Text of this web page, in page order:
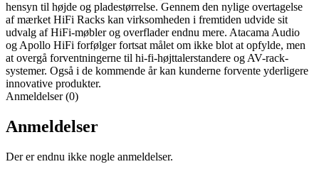
hensyn til højde og pladestørrelse. Gennem den nylige overtagelse
af mærket HiFi Racks kan virksomheden i fremtiden udvide sit
udvalg af HiFi-møbler og overflader endnu mere. Atacama Audio
og Apollo HiFi forfølger fortsat målet om ikke blot at opfylde, men
at overgå forventningerne til hi-fi-højttalerstandere og AV-rack-
systemer. Også i de kommende år kan kunderne forvente yderligere
innovative produkter.
Anmeldelser (0)
Anmeldelser
Der er endnu ikke nogle anmeldelser.